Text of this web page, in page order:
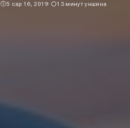
5 сар 16, 2019 13 минут уншина